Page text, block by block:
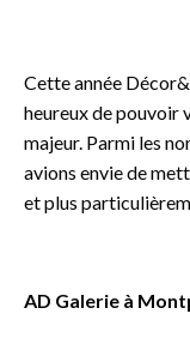
Cette année
heureux de pouvoir
majeur. Parmi les
avions envie de
et plus
AD Galerie à